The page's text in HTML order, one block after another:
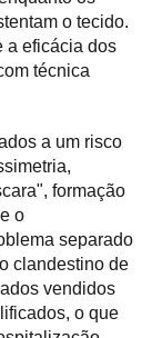
o tecido.
a eficácia dos
técnica
a um risco
formação
o
separado
clandestino de
vendidos
o que